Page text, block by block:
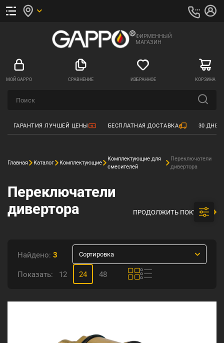
ФИРМЕННЫЙ
МАГАЗИН
МОЙ GAPPO СРАВНЕНИЕ ИЗБРАННОЕ КОРЗИНА
ГАРАНТИЯ ЛУЧШЕЙ ЦЕНЫ БЕСПЛАТНАЯ ДОСТАВКА 30
Главная Каталог Комплектующие
Комплектующие для
смесителей
Переключатели
дивертора
Переключатели
дивертора
ПРОДОЛЖИТЬ ПОКУПКИ
Найдено: 3 Сортировка
Показать: 12 24 48